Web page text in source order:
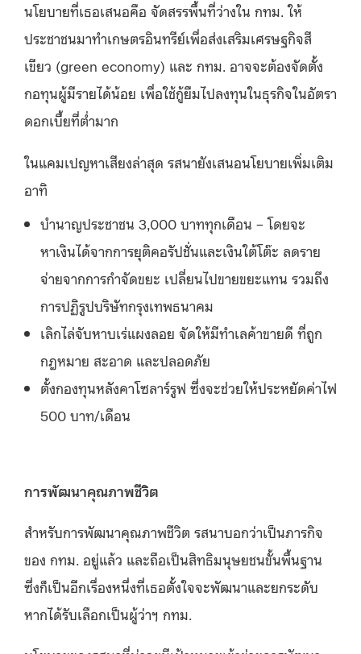
นโยบายที่เธอเสนอคือ จัดสรรพื้นที่ว่างใน กทม. ให้
ประชาชนมาทำเกษตรอินทรีย์เพื่อส่งเสริมเศรษฐกิจสี
เขียว (green economy) และ กทม. อาจจะต้องจัดตั้ง
กอทุนผู้มีรายได้น้อย เพื่อใช้กู้ยืมไปลงทุนในธุรกิจในอัตรา
ดอกเบี้ยที่ต่ำมาก
ในแคมเปญหาเสียงล่าสุด รสนายังเสนอนโยบายเพิ่มเติม
อาทิ
บำนาญประชาชน 3,000 บาททุกเดือน – โดยจะ
หาเงินได้จากการยุติคอรัปชั่นและเงินใต้โต๊ะ ลดราย
จ่ายจากการกำจัดขยะ เปลี่ยนไปขายขยะแทน รวมถึง
การปฏิรูปบริษัทกรุงเทพธนาคม
เลิกไล่จับหาบเร่แผงลอย จัดให้มีทำเลค้าขายดี ที่ถูก
กฎหมาย สะอาด และปลอดภัย
ตั้งกองทุนหลังคาโซลาร์รูฟ ซึ่งจะช่วยให้ประหยัดค่าไฟ
500 บาท/เดือน
การพัฒนาคุณภาพชีวิต
สำหรับการพัฒนาคุณภาพชีวิต รสนาบอกว่าเป็นภารกิจ
ของ กทม. อยู่แล้ว และถือเป็นสิทธิมนุษยชนขั้นพื้นฐาน
ซึ่งก็เป็นอีกเรื่องหนึ่งที่เธอตั้งใจจะพัฒนาและยกระดับ
หากได้รับเลือกเป็นผู้ว่าฯ กทม.